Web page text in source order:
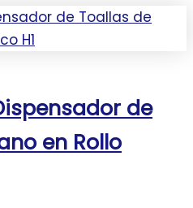
de
en Rollo